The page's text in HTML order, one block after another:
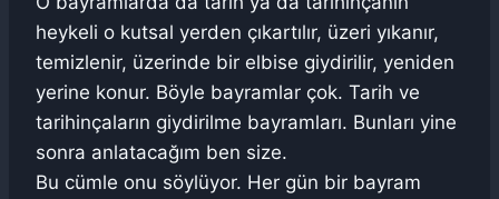
heykeli o kutsal yerden çıkartılır, üzeri yıkanır,
temizlenir, üzerinde bir elbise giydirilir, yeniden
yerine konur. Böyle bayramlar çok. Tarih ve
tarihinçaların giydirilme bayramları. Bunları yine
sonra anlatacağım ben size.
Bu cümle onu söylüyor. Her gün bir bayram